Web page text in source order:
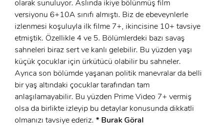
olarak sunuluyor. Aslında ikiye bölünmüş film
versiyonu 6+10A sınıfı almıştı. Biz de ebeveynlerle
izlenmesi koşuluyla ilk filme 7+, ikincisine 10+ tavsiye
etmiştik. Özellikle 4 ve 5. Bölümlerdeki bazı savaş
sahneleri biraz sert ve kanlı gelebilir. Bu yüzden yaşı
küçük çocuklar için ürkütücü olabilir bu sahneler.
Ayrıca son bölümde yaşanan politik manevralar da belli
bir yaş altındaki çocuklar tarafından tam
anlaşılamayabilir. Bu yüzden Prime Video 7+ vermiş
olsa da birlikte izleyip bu detaylar konusunda dikkatli
olmanızı tavsiye ederiz. * Burak Göral